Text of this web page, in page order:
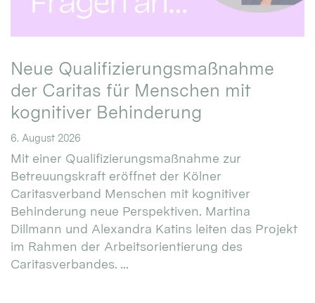
Neue Qualifizierungsmaßnahme
der Caritas für Menschen mit
kognitiver Behinderung
6. August 2026
Mit einer Qualifizierungsmaßnahme zur
Betreuungskraft eröffnet der Kölner
Caritasverband Menschen mit kognitiver
Behinderung neue Perspektiven. Martina
Dillmann und Alexandra Katins leiten das Projekt
im Rahmen der Arbeitsorientierung des
Caritasverbandes. ...